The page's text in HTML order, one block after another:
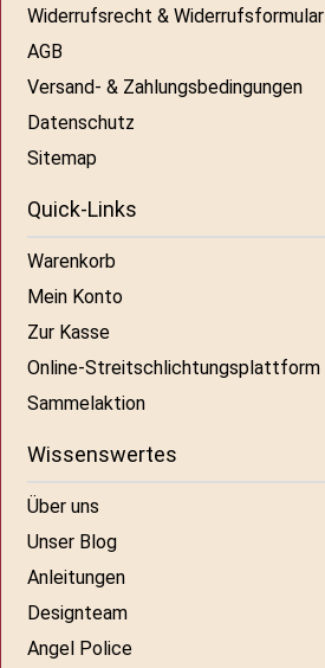
Widerrufsrecht & Widerrufsformular
AGB
Versand- & Zahlungsbedingungen
Datenschutz
Sitemap
Quick-Links
Warenkorb
Mein Konto
Zur Kasse
Online-Streitschlichtungsplattform
Sammelaktion
Wissenswertes
Über uns
Unser Blog
Anleitungen
Designteam
Angel Police